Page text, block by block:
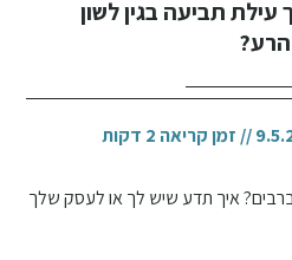
תביעה בגין לשון
הרע?
// זמן קריאה 2 דקות
איך תדע שיש לך או לעסק שלך